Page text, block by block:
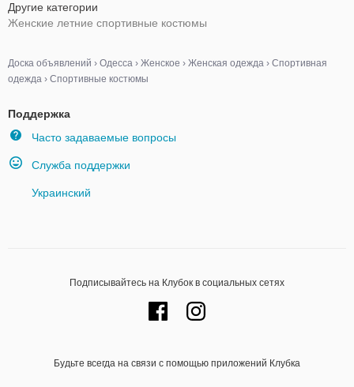
Другие категории
Женские летние спортивные костюмы
Доска объявлений › Одесса › Женское › Женская одежда › Спортивная
одежда › Спортивные костюмы
Поддержка
Часто задаваемые вопросы
Служба поддержки
Украинский
Подписывайтесь на Клубок в социальных сетях
Будьте всегда на связи с помощью приложений Клубка